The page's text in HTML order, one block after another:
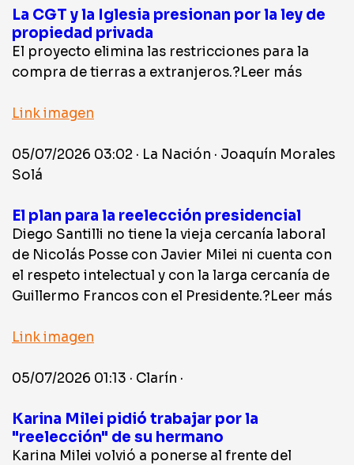
La CGT y la Iglesia presionan por la ley de
propiedad privada
El proyecto elimina las restricciones para la
compra de tierras a extranjeros.?Leer más
Link imagen
05/07/2026 03:02 · La Nación · Joaquín Morales
Solá
El plan para la reelección presidencial
Diego Santilli no tiene la vieja cercanía laboral
de Nicolás Posse con Javier Milei ni cuenta con
el respeto intelectual y con la larga cercanía de
Guillermo Francos con el Presidente.?Leer más
Link imagen
05/07/2026 01:13 · Clarín ·
Karina Milei pidió trabajar por la
"reelección" de su hermano
Karina Milei volvió a ponerse al frente del